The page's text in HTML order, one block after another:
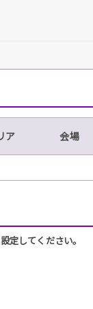
ア 会場
してください。